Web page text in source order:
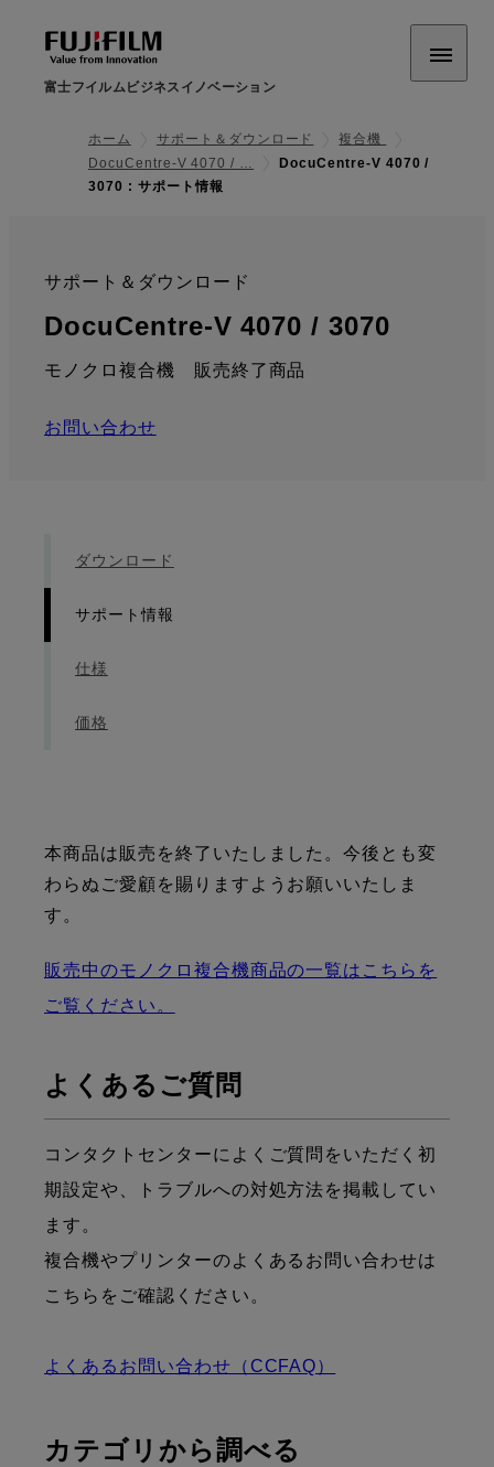
富士フイルムビジネスイノベーション
ホーム サポート＆ダウンロード
複合機
DocuCentre-V 4070 / …
DocuCentre-V 4070 /
3070 : サポート情報
サポート＆ダウンロード
:
DocuCentre-V 4070 / 3070
モノクロ複合機 販売終了商品
お問い合わせ
ダウンロード
サポート情報
仕様
価格
本商品は販売を終了いたしました。今後とも変
わらぬご愛顧を賜りますようお願いいたしま
す。
販売中のモノクロ複合機商品の一覧はこちらを
ご覧ください。
よくあるご質問
コンタクトセンターによくご質問をいただく初
期設定や、トラブルへの対処方法を掲載してい
ます。
複合機やプリンターのよくあるお問い合わせは
こちらをご確認ください。
よくあるお問い合わせ（CCFAQ）
カテゴリから調べる